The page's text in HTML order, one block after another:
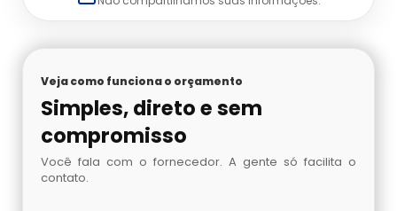
Veja como funciona o orçamento
Simples, direto e sem
compromisso
Você fala com o fornecedor. A gente só facilita o
contato.